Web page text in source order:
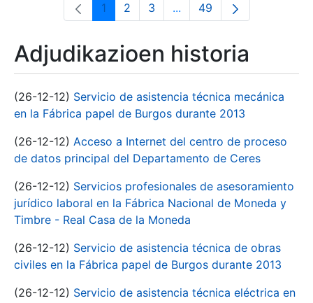
Orrialdea
1 Orrialdea
2 Orrialdea
3 ...Intermediate Pages Use
Orrialdea
49
Adjudikazioen historia
(26-12-12) Servicio de asistencia técnica mecánica
en la Fábrica papel de Burgos durante 2013
(26-12-12) Acceso a Internet del centro de proceso
de datos principal del Departamento de Ceres
(26-12-12) Servicios profesionales de asesoramiento
jurídico laboral en la Fábrica Nacional de Moneda y
Timbre - Real Casa de la Moneda
(26-12-12) Servicio de asistencia técnica de obras
civiles en la Fábrica papel de Burgos durante 2013
(26-12-12) Servicio de asistencia técnica eléctrica en